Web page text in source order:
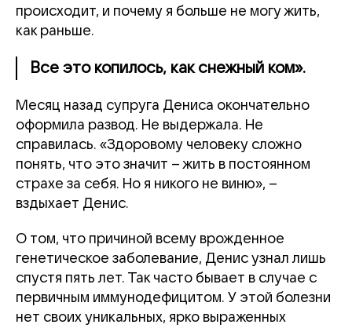
происходит, и почему я больше не могу жить,
как раньше.
Все это копилось, как снежный ком».
Месяц назад супруга Дениса окончательно
оформила развод. Не выдержала. Не
справилась. «Здоровому человеку сложно
понять, что это значит – жить в постоянном
страхе за себя. Но я никого не виню», –
вздыхает Денис.
О том, что причиной всему врожденное
генетическое заболевание, Денис узнал лишь
спустя пять лет. Так часто бывает в случае с
первичным иммунодефицитом. У этой болезни
нет своих уникальных, ярко выраженных